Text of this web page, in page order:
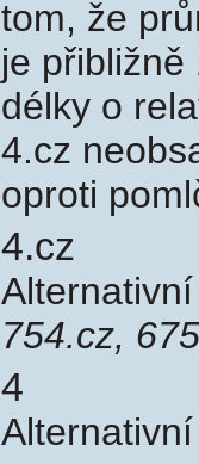
tom, že
je přibližně
délky o
4.cz
oproti
4.cz
754.cz,
4